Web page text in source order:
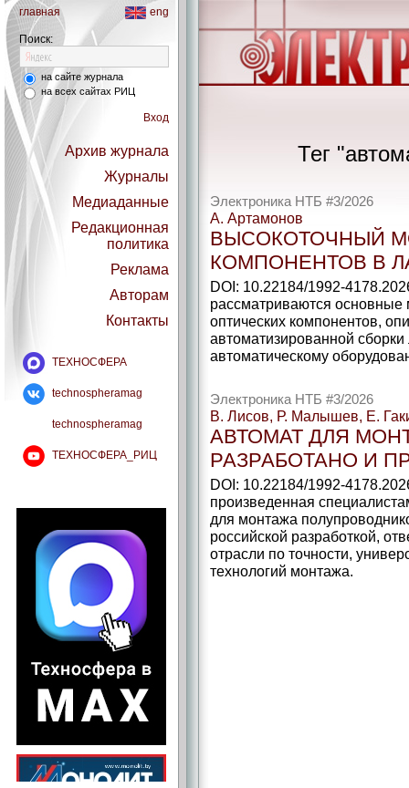
главная eng
Поиск:
на сайте журнала
на всех сайтах РИЦ
Вход
Архив журнала
Журналы
Медиаданные
Редакционная
политика
Реклама
Авторам
Контакты
ТЕХНОСФЕРА
technospheramag
technospheramag
ТЕХНОСФЕРА_РИЦ
Тег
Электроника НТБ #3/2026
А. Артамонов
ВЫСОКОТОЧНЫЙ
КОМПОНЕНТОВ В
DOI: 10.22184/1992-
рассматриваются
оптических компонентов,
автоматизированной
автоматическому
Электроника НТБ #3/2026
В. Лисов, Р. Малышев, Е.
АВТОМАТ ДЛЯ
РАЗРАБОТАНО И
DOI: 10.22184/1992-
произведенная
для монтажа
российской разработкой,
отрасли по точности,
технологий монтажа.